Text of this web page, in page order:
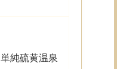
単純硫黄温泉